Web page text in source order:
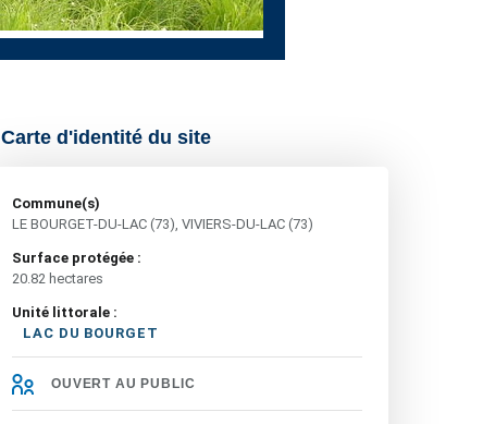
Carte d'identité du site
Commune(s)
LE BOURGET-DU-LAC (73), VIVIERS-DU-LAC (73)
Surface protégée :
20.82 hectares
Unité littorale :
LAC DU BOURGET
OUVERT AU PUBLIC